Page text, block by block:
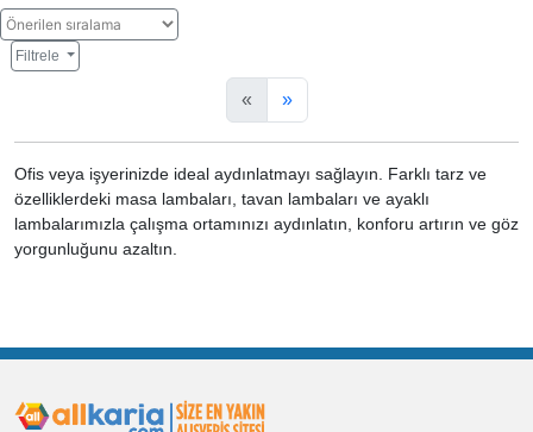
Filtrele
« »
Ofis veya işyerinizde ideal aydınlatmayı sağlayın. Farklı tarz ve
özelliklerdeki masa lambaları, tavan lambaları ve ayaklı
lambalarımızla çalışma ortamınızı aydınlatın, konforu artırın ve göz
yorgunluğunu azaltın.